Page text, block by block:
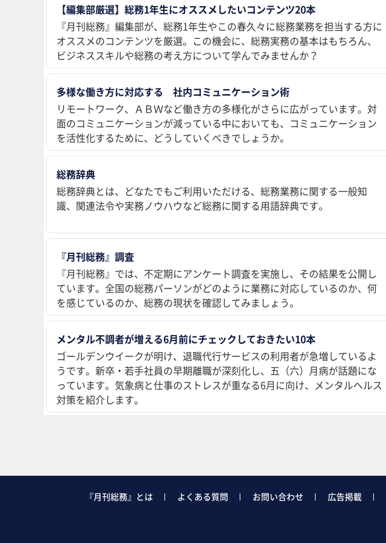
【編集部厳選】総務1年生にオススメしたいコンテンツ20本
『月刊総務』編集部が、総務1年生やこの春久々に総務業務を担当する方に
オススメのコンテンツを厳選。この機会に、総務実務の基本はもちろん、
ビジネススキルや総務の考え方について学んでみませんか？
多様な働き方に対応する 社内コミュニケーション術
リモートワーク、ＡＢＷなど働き方の多様化がさらに広がっています。対
面のコミュニケーションが減っている中においても、コミュニケーション
を活性化するために、どうしていくべきでしょうか。
総務辞典
総務辞典とは、どなたでもご利用いただける、総務業務に関する一般知
識、関連法令や実務ノウハウなど総務に関する用語辞典です。
『月刊総務』調査
『月刊総務』では、不定期にアンケート調査を実施し、その結果を公開し
ています。全国の総務パーソンがどのように業務に対応しているのか、何
を感じているのか、総務の現状を確認してみましょう。
メンタル不調者が増える6月前にチェックしておきたい10本
ゴールデンウイークが明け、退職代行サービスの利用者が急増しているよ
うです。新卒・若手社員の早期離職が深刻化し、五（六）月病が話題にな
っています。気象病と仕事のストレスが重なる6月に向け、メンタルヘルス
対策を紹介します。
『月刊総務』とは よくある質問 お問い合わせ 広告掲載